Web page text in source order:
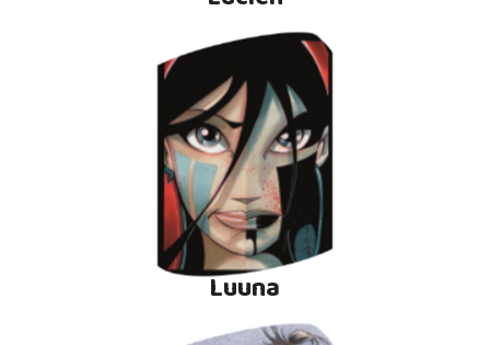
Luuna